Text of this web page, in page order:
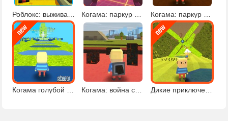
Когама: война стихий Дикие приключения в Когаме